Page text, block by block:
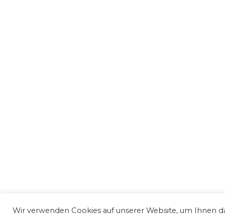
Wir verwenden Cookies auf unserer Website, um Ihnen